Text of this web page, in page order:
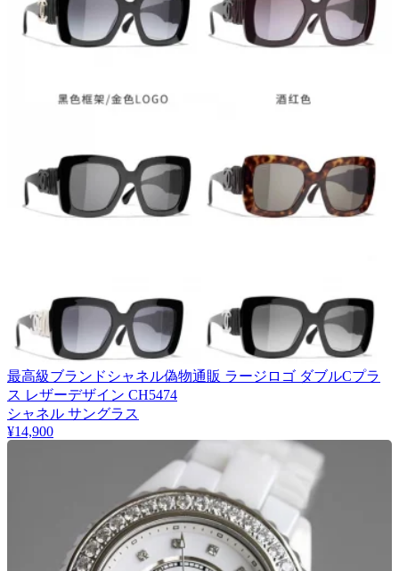
最高級ブランドシャネル偽物通販 ラージロゴ ダブルCプラ
ス レザーデザイン CH5474
シャネル サングラス
¥14,900